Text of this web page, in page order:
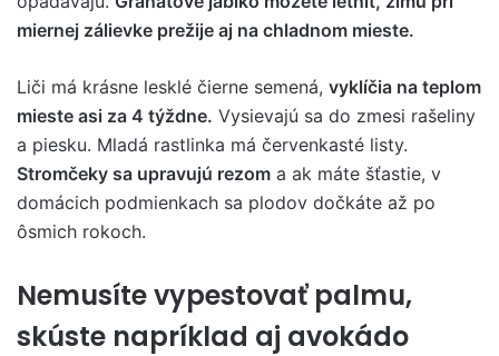
miernej zálievke prežije aj na chladnom mieste.
Liči má krásne lesklé čierne semená, vyklíčia na teplom
mieste asi za 4 týždne. Vysievajú sa do zmesi rašeliny
a piesku. Mladá rastlinka má červenkasté listy.
Stromčeky sa upravujú rezom a ak máte šťastie, v
domácich podmienkach sa plodov dočkáte až po
ôsmich rokoch.
Nemusíte vypestovať palmu,
skúste napríklad aj avokádo